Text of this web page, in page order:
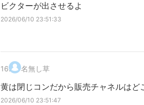
ビクターが出させるよ
2026/06/10 23:51:33
16. 名無し草
黄は閉じコンだから販売チャネルはど
2026/06/10 23:51:47